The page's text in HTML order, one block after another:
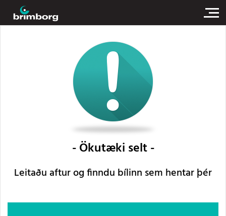
Ökutæki selt
Leitaðu aftur og finndu bílinn sem hentar þér